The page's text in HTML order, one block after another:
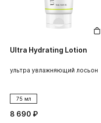
Ultra Hydrating Lotion
ультра увлажняющий лосьон
75 мл
8 690 ₽